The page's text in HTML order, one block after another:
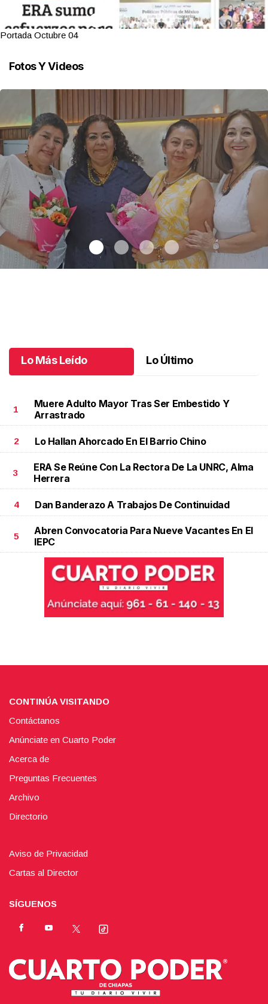
Portada Octubre 04
Fotos Y Videos
Lo Más Leído Lo Último
1
Muere Adulto Mayor Tras Ser Embestido Y
Arrastrado
2 Lo Hallan Ahorcado En El Barrio Chino
3
ERA Se Reúne Con La Rectora De La UNRC, Alma
Herrera
4 Dan Banderazo A Trabajos De Continuidad
5
Abren Convocatoria Para Nueve Vacantes En El
IEPC
CONTINÚA VISITANDO
Contáctanos
Anúnciate en Cuarto Poder
Acerca de
Preguntas Frecuentes
Archivo
Directorio
Aviso de Privacidad
Cartas al Director
SÍGUENOS